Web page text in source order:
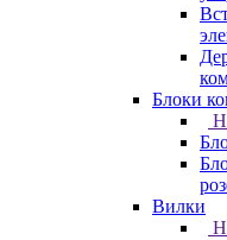
Блоки
Вилки